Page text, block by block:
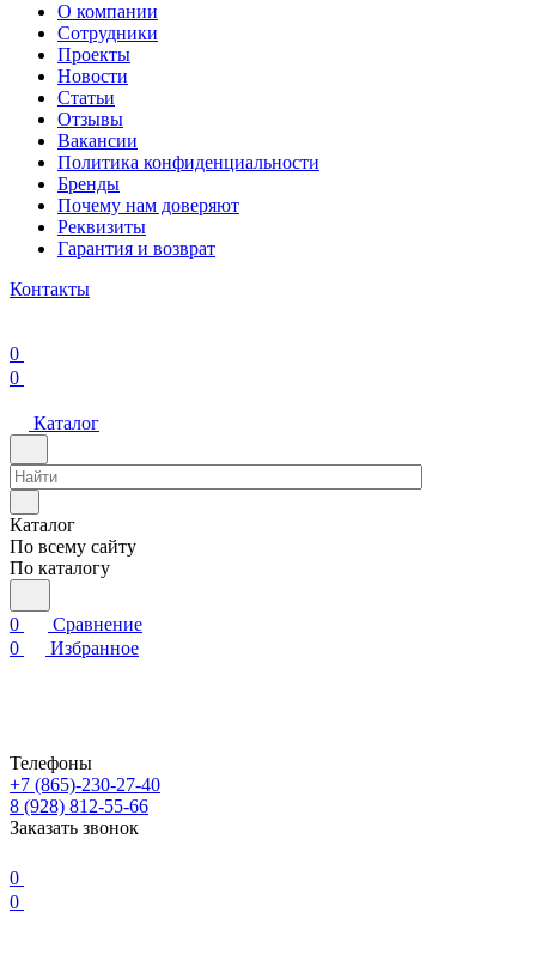
О компании
Сотрудники
Проекты
Новости
Статьи
Отзывы
Вакансии
Политика конфиденциальности
Бренды
Почему нам доверяют
Реквизиты
Гарантия и возврат
Контакты
0
0
Каталог
Каталог
По всему сайту
По каталогу
0
Сравнение
0
Избранное
Телефоны
+7 (865)-230-27-40
8 (928) 812-55-66
Заказать звонок
0
0